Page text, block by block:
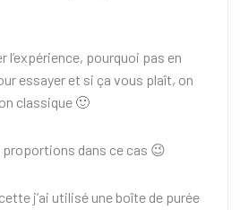
pourquoi pas en
essayer et si ça vous plaît, on
classique 🙂
proportions dans ce cas 😉
j’ai utilisé une boîte de purée